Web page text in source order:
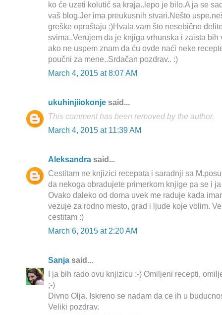
ko će uzeti kolutić sa kraja..lepo je bilo.A ja se
vaš blog.Jer ima preukusnih stvari.Nešto
greške opraštaju :)Hvala vam što nesebično
svima..Verujem da je knjiga vrhunska i zaista
ako ne uspem znam da ću ovde naći neke
poučni za mene..Srdačan pozdrav.. :)
March 4, 2015 at 8:07 AM
ukuhinjiiokonje said...
This comment has been removed by the author.
March 4, 2015 at 11:39 AM
Aleksandra said...
Cestitam ne knjizici recepata i saradnji sa
da nekoga obradujete primerkom knjige pa se i
Ovako daleko od doma uvek me raduje kada
vezuje za rodno mesto, grad i ljude koje volim.
cestitam :)
March 6, 2015 at 2:20 AM
Sanja said...
I ja bih rado ovu knjizicu :-) Omiljeni recepti,
;-)
Divno Olja. Iskreno se nadam da ce ih u
Veliki pozdrav.